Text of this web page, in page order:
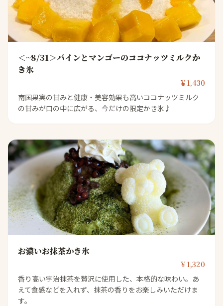
＜~8/31＞パインとマンゴーのココナッツミルクか
き氷
￥1,430
南国果実の甘みと健康・美容効果も高いココナッツミルク
の甘みが口の中に広がる、今だけの限定かき氷♪
お濃いお抹茶かき氷
￥1,320
香り高い宇治抹茶を贅沢に使用した、本格的な味わい。あ
えて食感などを入れず、抹茶の香りをお楽しみいただけま
す。